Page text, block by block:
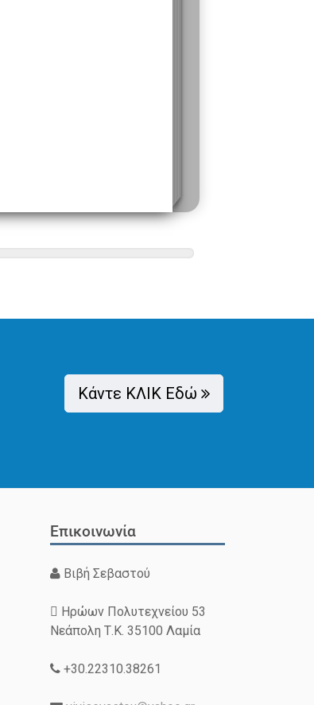
Κάντε ΚΛΙΚ Εδώ
Επικοινωνία
Βιβή Σεβαστού
Ηρώων Πολυτεχνείου 53
Νεάπολη Τ.Κ. 35100 Λαμία
+30.22310.38261